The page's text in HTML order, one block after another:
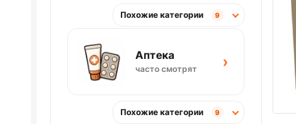
Похожие категории 9
Аптека
часто смотрят ›
Похожие категории 9